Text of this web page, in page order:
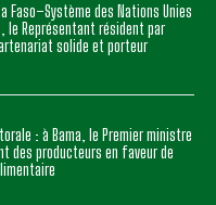
Faso–Système des Nations Unies
le Représentant résident par
solide et porteur
: à Bama, le Premier ministre
des producteurs en faveur de